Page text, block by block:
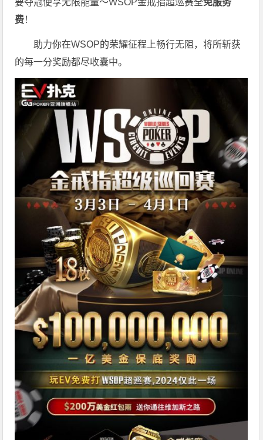
要夺冠便享无限能量～WSOP金戒指超巡赛全免服务
费！
助力你在WSOP的荣耀征程上畅行无阻，将所斩获
的每一分奖励都尽收囊中。